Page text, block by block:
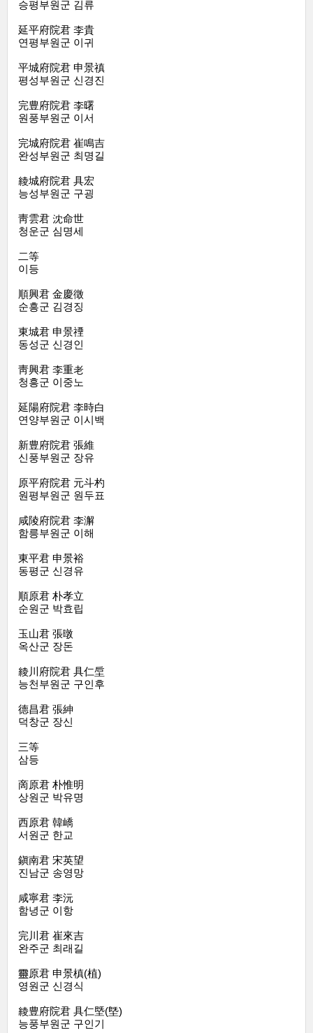
승평부원군 김류
延平府院君 李貴
연평부원군 이귀
平城府院君 申景禛
평성부원군 신경진
完豊府院君 李曙
원풍부원군 이서
完城府院君 崔鳴吉
완성부원군 최명길
綾城府院君 具宏
능성부원군 구굉
靑雲君 沈命世
청운군 심명세
二等
이등
順興君 金慶徵
순흥군 김경징
東城君 申景禋
동성군 신경인
靑興君 李重老
청흥군 이중노
延陽府院君 李時白
연양부원군 이시백
新豊府院君 張維
신풍부원군 장유
原平府院君 元斗杓
원평부원군 원두표
咸陵府院君 李澥
함릉부원군 이해
東平君 申景裕
동평군 신경유
順原君 朴孝立
순원군 박효립
玉山君 張暾
옥산군 장돈
綾川府院君 具仁垕
능천부원군 구인후
德昌君 張紳
덕창군 장신
三等
삼등
啇原君 朴惟明
상원군 박유명
西原君 韓嶠
서원군 한교
鎭南君 宋英望
진남군 송영망
咸寧君 李沅
함녕군 이항
完川君 崔來吉
완주군 최래길
靈原君 申景槙(植)
영원군 신경식
綾豊府院君 具仁塈(墍)
능풍부원군 구인기